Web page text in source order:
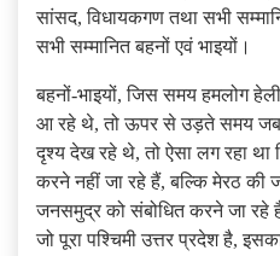
सांसद, विधायकगण तथा सभी
सभी सम्मानित बहनों एवं भाइयों।
बहनों-भाइयों, जिस समय हमलोग
आ रहे थे, तो ऊपर से उड़ते समय
दृश्य देख रहे थे, तो ऐसा लग रहा था
करने नहीं जा रहे हैं, बल्कि मेरठ की
जनसमुद्र को संबोधित करने जा रहे
जो पूरा पश्चिमी उत्तर प्रदेश है,